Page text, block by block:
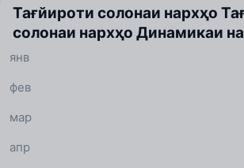
Тағйироти солонаи нархҳо
солонаи нархҳо Динамикаи
янв
фев
мар
апр